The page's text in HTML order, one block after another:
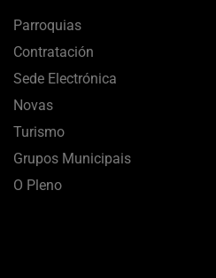
Parroquias
Contratación
Sede Electrónica
Novas
Turismo
Grupos Municipais
O Pleno